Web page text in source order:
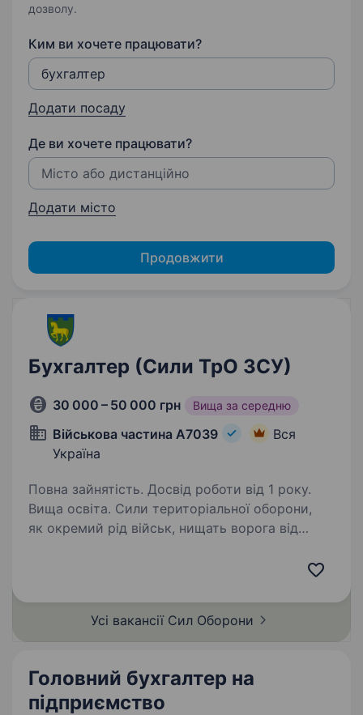
дозволу.
Ким ви хочете працювати?
Додати посаду
Де ви хочете працювати?
Додати місто
Продовжити
Бухгалтер (Сили ТрО ЗСУ)
30 000 – 50 000 грн Вища за середню
Військова частина А7039
Вся
Україна
Повна зайнятість. Досвід роботи від 1 року.
Вища освіта. Сили територіальної оборони,
як окремий рід військ, нищать ворога від
https://forms.gle/MV3NNm767JGfCvY88…
Усі вакансії Сил Оборони
Головний бухгалтер на
підприємство